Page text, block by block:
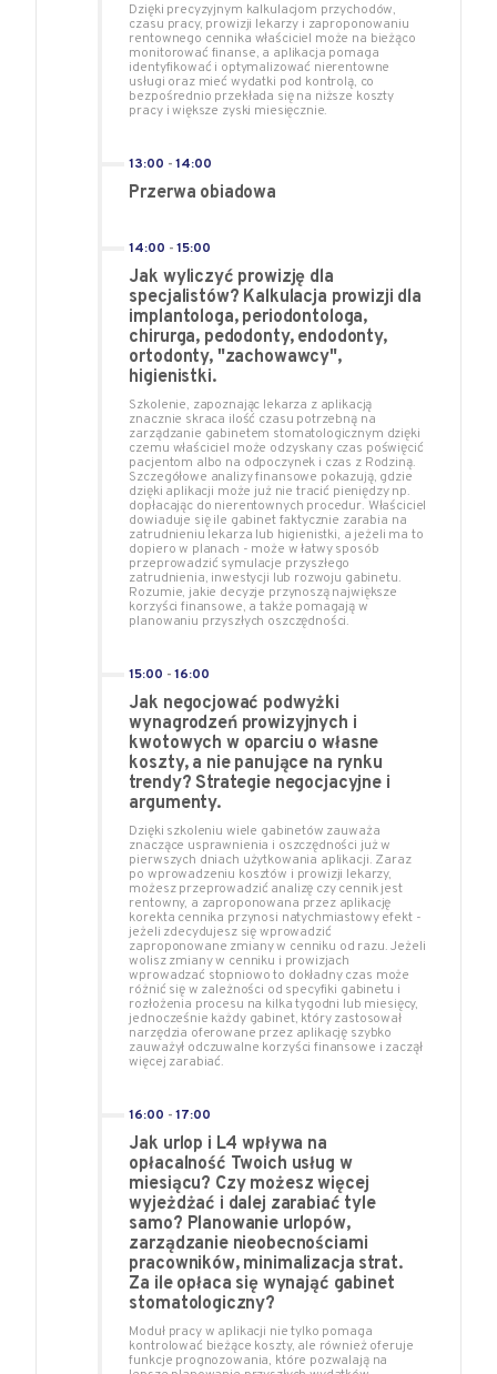
Dzięki precyzyjnym kalkulacjom przychodów,
czasu pracy, prowizji lekarzy i zaproponowaniu
rentownego cennika właściciel może na bieżąco
monitorować finanse, a aplikacja pomaga
identyfikować i optymalizować nierentowne
usługi oraz mieć wydatki pod kontrolą, co
bezpośrednio przekłada się na niższe koszty
pracy i większe zyski miesięcznie.
13:00 -14:00
Przerwa obiadowa
14:00 -15:00
Jak wyliczyć prowizję dla
specjalistów? Kalkulacja prowizji dla
implantologa, periodontologa,
chirurga, pedodonty, endodonty,
ortodonty, "zachowawcy",
higienistki.
Szkolenie, zapoznając lekarza z aplikacją
znacznie skraca ilość czasu potrzebną na
zarządzanie gabinetem stomatologicznym dzięki
czemu właściciel może odzyskany czas poświęcić
pacjentom albo na odpoczynek i czas z Rodziną.
Szczegółowe analizy finansowe pokazują, gdzie
dzięki aplikacji może już nie tracić pieniędzy np.
dopłacając do nierentownych procedur. Właściciel
dowiaduje się ile gabinet faktycznie zarabia na
zatrudnieniu lekarza lub higienistki, a jeżeli ma to
dopiero w planach - może w łatwy sposób
przeprowadzić symulacje przyszłego
zatrudnienia, inwestycji lub rozwoju gabinetu.
Rozumie, jakie decyzje przynoszą największe
korzyści finansowe, a także pomagają w
planowaniu przyszłych oszczędności.
15:00 -16:00
Jak negocjować podwyżki
wynagrodzeń prowizyjnych i
kwotowych w oparciu o własne
koszty, a nie panujące na rynku
trendy? Strategie negocjacyjne i
argumenty.
Dzięki szkoleniu wiele gabinetów zauważa
znaczące usprawnienia i oszczędności już w
pierwszych dniach użytkowania aplikacji. Zaraz
po wprowadzeniu kosztów i prowizji lekarzy,
możesz przeprowadzić analizę czy cennik jest
rentowny, a zaproponowana przez aplikację
korekta cennika przynosi natychmiastowy efekt -
jeżeli zdecydujesz się wprowadzić
zaproponowane zmiany w cenniku od razu. Jeżeli
wolisz zmiany w cenniku i prowizjach
wprowadzać stopniowo to dokładny czas może
różnić się w zależności od specyfiki gabinetu i
rozłożenia procesu na kilka tygodni lub miesięcy,
jednocześnie każdy gabinet, który zastosował
narzędzia oferowane przez aplikację szybko
zauważył odczuwalne korzyści finansowe i zaczął
więcej zarabiać.
16:00 -17:00
Jak urlop i L4 wpływa na
opłacalność Twoich usług w
miesiącu? Czy możesz więcej
wyjeżdżać i dalej zarabiać tyle
samo? Planowanie urlopów,
zarządzanie nieobecnościami
pracowników, minimalizacja strat.
Za ile opłaca się wynająć gabinet
stomatologiczny?
Moduł pracy w aplikacji nie tylko pomaga
kontrolować bieżące koszty, ale również oferuje
funkcje prognozowania, które pozwalają na